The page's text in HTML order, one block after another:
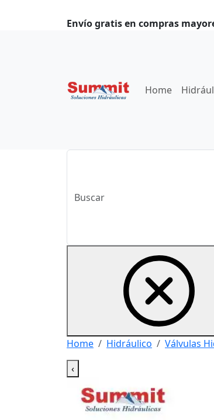
Envío gratis en compras
Home
Home Hidráulico Válvulas
‹